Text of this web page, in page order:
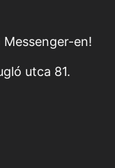
en!
utca 81.